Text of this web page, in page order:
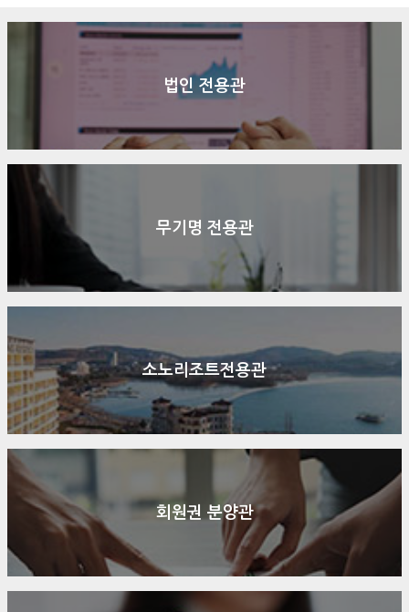
구매문의 상담신청
법인 전용관
무기명 전용관
소노리조트전용관
회원권 분양관